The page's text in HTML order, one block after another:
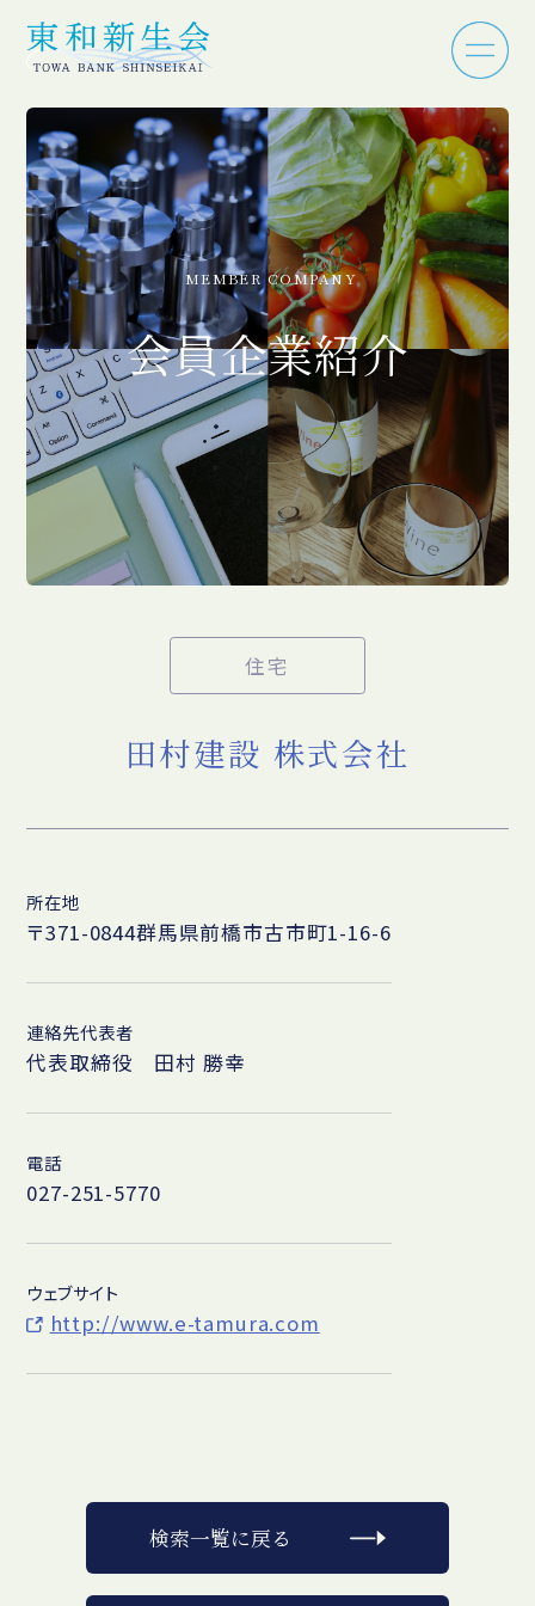
MEMBER COMPANY
会員企業紹介
住宅
田村建設 株式会社
所在地
〒371-0844群馬県前橋市古市町1-16-6
連絡先代表者
代表取締役 田村 勝幸
電話
027-251-5770
ウェブサイト
http://www.e-tamura.com
検索一覧に戻る